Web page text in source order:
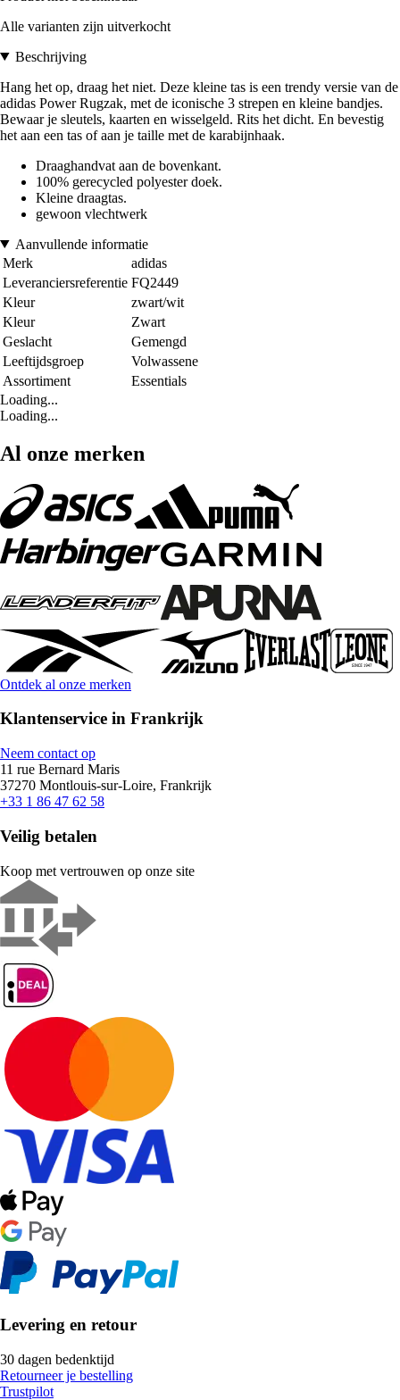
Alle varianten zijn uitverkocht
Beschrijving
Hang het op, draag het niet. Deze kleine tas is een trendy versie van de
adidas Power Rugzak, met de iconische 3 strepen en kleine bandjes.
Bewaar je sleutels, kaarten en wisselgeld. Rits het dicht. En bevestig
het aan een tas of aan je taille met de karabijnhaak.
Draaghandvat aan de bovenkant.
100% gerecycled polyester doek.
Kleine draagtas.
gewoon vlechtwerk
Aanvullende informatie
Merk
adidas
Leveranciersreferentie FQ2449
Kleur
zwart/wit
Kleur
Zwart
Geslacht
Gemengd
Leeftijdsgroep
Volwassene
Assortiment
Essentials
Loading...
Loading...
Al onze merken
Ontdek al onze merken
Klantenservice in Frankrijk
Neem contact op
11 rue Bernard Maris
37270 Montlouis-sur-Loire, Frankrijk
+33 1 86 47 62 58
Veilig betalen
Koop met vertrouwen op onze site
Levering en retour
30 dagen bedenktijd
Retourneer je bestelling
Trustpilot